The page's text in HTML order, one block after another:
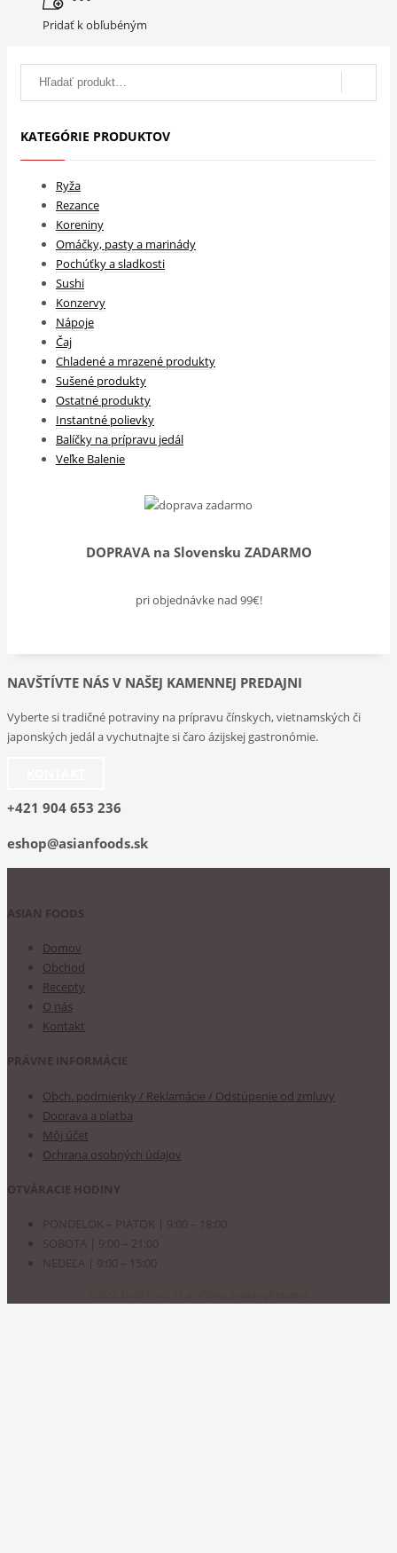
Pridať k obľubéným
KATEGÓRIE PRODUKTOV
Ryža
Rezance
Koreniny
Omáčky, pasty a marinády
Pochúťky a sladkosti
Sushi
Konzervy
Nápoje
Čaj
Chladené a mrazené produkty
Sušené produkty
Ostatné produkty
Instantné polievky
Balíčky na prípravu jedál
Veľke Balenie
DOPRAVA na Slovensku ZADARMO
pri objednávke nad 99€!
NAVŠTÍVTE NÁS V NAŠEJ KAMENNEJ PREDAJNI
Vyberte si tradičné potraviny na prípravu čínskych, vietnamských či
japonských jedál a vychutnajte si čaro ázijskej gastronómie.
+421 904 653 236
eshop@asianfoods.sk
ASIAN FOODS
Domov
Obchod
Recepty
O nás
Kontakt
PRÁVNE INFORMÁCIE
Obch. podmienky / Reklamácie / Odstúpenie od zmluvy
Doprava a platba
Môj účet
Ochrana osobných údajov
OTVÁRACIE HODINY
PONDELOK – PIATOK | 9:00 – 18:00
SOBOTA | 9:00 – 21:00
NEDEĽA | 9:00 – 15:00